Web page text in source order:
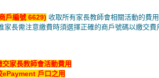
戶編號 6629) 收取所有家長教師會相關活動的費
長需注意繳費時須選擇正確的商戶號碼以繳交費
交家長教師會活動費用
ePayment 戶口之用